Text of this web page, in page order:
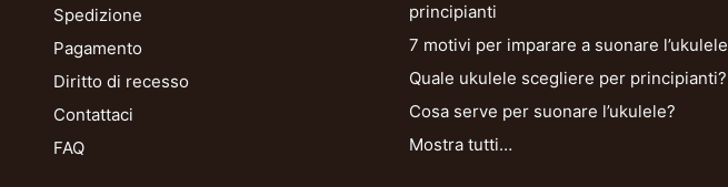
Spedizione
Pagamento
Diritto di recesso
Contattaci
FAQ
principianti
7 motivi per imparare a suonare l’ukulele
Quale ukulele scegliere per principianti?
Cosa serve per suonare l’ukulele?
Mostra tutti…